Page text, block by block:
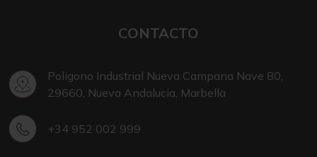
CONTACTO
Poligono Industrial Nueva Campana Nave 80,
29660, Nueva Andalucia, Marbella
+34 952 002 999